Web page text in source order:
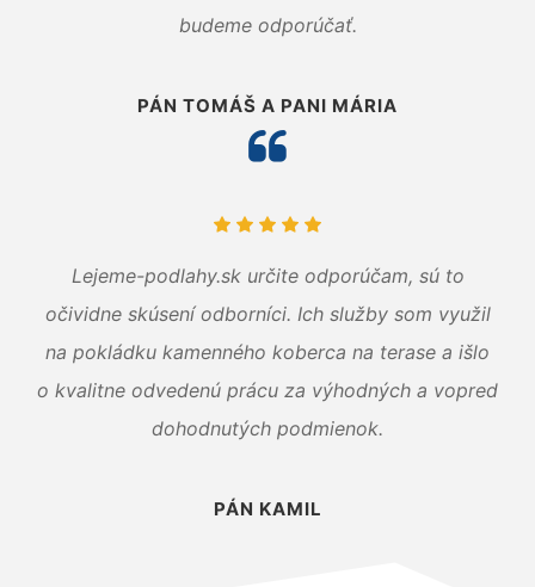
budeme odporúčať.
PÁN TOMÁŠ A PANI MÁRIA
Lejeme-podlahy.sk určite odporúčam, sú to
očividne skúsení odborníci. Ich služby som využil
na pokládku kamenného koberca na terase a išlo
o kvalitne odvedenú prácu za výhodných a vopred
dohodnutých podmienok.
PÁN KAMIL